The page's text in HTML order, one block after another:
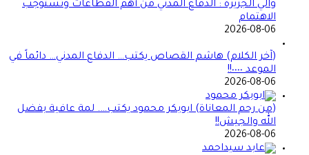
والي الجزيرة : الدفاع المدني من أهم القطاعات وتستوجب
الاهتمام
2026-08-06
(آخر الكلام) هاشم القصاص يكتب… الدفاع المدني… دائماً في
الموعد ٠٠٠٠!!
2026-08-06
(من رحم المعاناة) ابوبكر محمود يكتب…. لمة عافية بفضل
الله والجيش!!
2026-08-06